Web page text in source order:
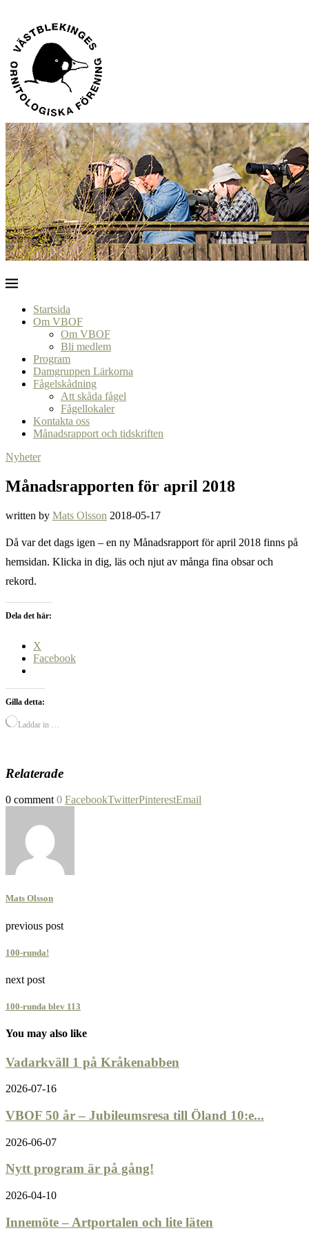
Startsida
Om VBOF
Om VBOF
Bli medlem
Program
Damgruppen Lärkorna
Fågelskådning
Att skåda fågel
Fågellokaler
Kontakta oss
Månadsrapport och tidskriften
Nyheter
Månadsrapporten för april 2018
written by Mats Olsson 2018-05-17
Då var det dags igen – en ny Månadsrapport för april 2018 finns på
hemsidan. Klicka in dig, läs och njut av många fina obsar och
rekord.
Dela det här:
X
Facebook
Gilla detta:
Laddar in …
Relaterade
0 comment 0 FacebookTwitterPinterestEmail
Mats Olsson
previous post
100-runda!
next post
100-runda blev 113
You may also like
Vadarkväll 1 på Kråkenabben
2026-07-16
VBOF 50 år – Jubileumsresa till Öland 10:e...
2026-06-07
Nytt program är på gång!
2026-04-10
Innemöte – Artportalen och lite läten